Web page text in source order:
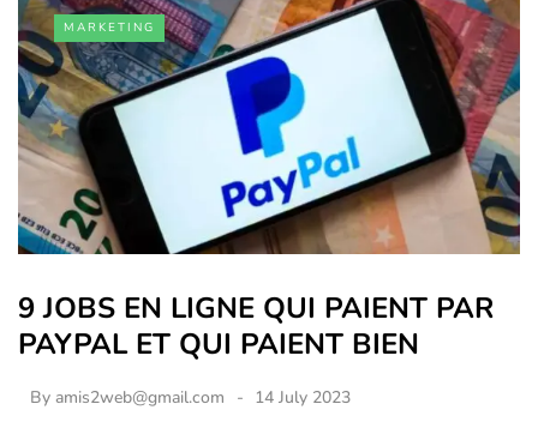
MARKETING
9 JOBS EN LIGNE QUI PAIENT PAR
PAYPAL ET QUI PAIENT BIEN
By amis2web@gmail.com 14 July 2023